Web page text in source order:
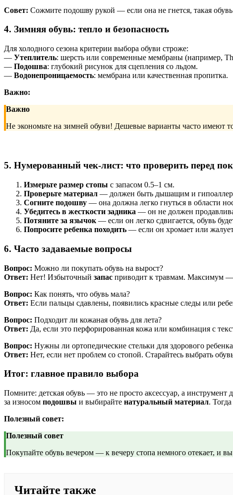
Совет: Сожмите подошву рукой — если она не гнется, такая
4. Зимняя обувь: тепло и безопасность
Для холодного сезона критерии выбора обуви строже:
— Утеплитель: шерсть или современные мембраны (например,
— Подошва: глубокий рисунок для сцепления со льдом.
— Водонепроницаемость: мембрана или качественная пропитка.
Важно:
Важно
Не экономьте на зимней обуви! Дешевые варианты часто имеют
5. Нумерованный чек-лист: что проверить перед
Измерьте размер стопы с запасом 0.5–1 см.
Проверьте материал — должен быть дышащим и
Согните подошву — она должна легко гнуться в области
Убедитесь в жесткости задника — он не должен
Потяните за язычок — если он легко сдвигается, обувь
Попросите ребенка походить — если он хромает или
6. Часто задаваемые вопросы
Вопрос: Можно ли покупать обувь на вырост?
Ответ: Нет! Избыточный запас приводит к травмам. Максимум
Вопрос: Как понять, что обувь мала?
Ответ: Если пальцы сдавлены, появились красные следы или
Вопрос: Подходит ли кожаная обувь для лета?
Ответ: Да, если это перфорированная кожа или комбинация с
Вопрос: Нужны ли ортопедические стельки для здорового
Ответ: Нет, если нет проблем со стопой. Старайтесь выбрать
Итог: главное правило выбора
Помните: детская обувь — это не просто аксессуар, а
за износом подошвы и выбирайте натуральный материал.
Полезный совет:
Полезный совет
Покупайте обувь вечером — к вечеру стопа немного отекает, и
Читайте также